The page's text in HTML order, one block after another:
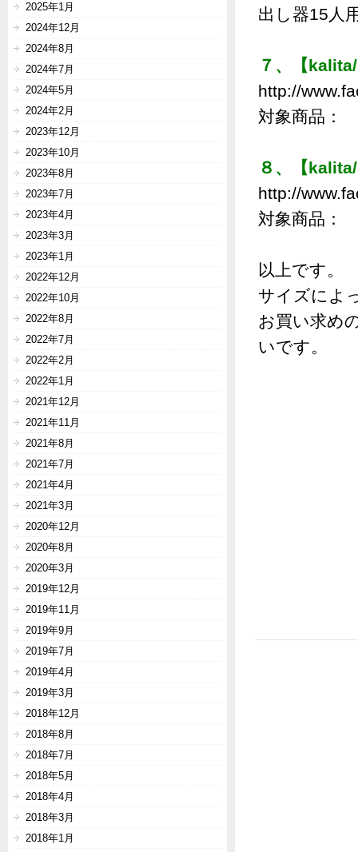
出し器15人
７、【
http://
対象商品：
８、【
http://
対象商品：
以上です。
サイズによ
お買い求め
いです。
2025年1月
2024年12月
2024年8月
2024年7月
2024年5月
2024年2月
2023年12月
2023年10月
2023年8月
2023年7月
2023年4月
2023年3月
2023年1月
2022年12月
2022年10月
2022年8月
2022年7月
2022年2月
2022年1月
2021年12月
2021年11月
2021年8月
2021年7月
2021年4月
2021年3月
2020年12月
2020年8月
2020年3月
2019年12月
2019年11月
2019年9月
2019年7月
2019年4月
2019年3月
2018年12月
2018年8月
2018年7月
2018年5月
2018年4月
2018年3月
2018年1月